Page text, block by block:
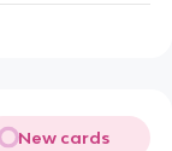
New cards